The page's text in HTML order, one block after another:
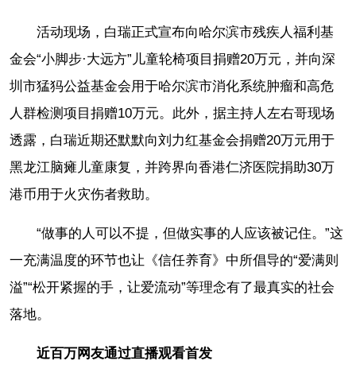
活动现场，白瑞正式宣布向哈尔滨市残疾人福利基
金会“小脚步·大远方”儿童轮椅项目捐赠20万元，并向深
圳市猛犸公益基金会用于哈尔滨市消化系统肿瘤和高危
人群检测项目捐赠10万元。此外，据主持人左右哥现场
透露，白瑞近期还默默向刘力红基金会捐赠20万元用于
黑龙江脑瘫儿童康复，并跨界向香港仁济医院捐助30万
港币用于火灾伤者救助。
“做事的人可以不提，但做实事的人应该被记住。”这
一充满温度的环节也让《信任养育》中所倡导的“爱满则
溢”“松开紧握的手，让爱流动”等理念有了最真实的社会
落地。
近百万网友通过直播观看首发